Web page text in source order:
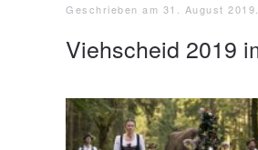
Geschrieben am 31. August 2019
Viehscheid 2019